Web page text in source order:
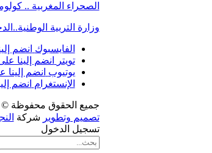
الصحراء المغربية ..
وزارة التربية
الفايسبوك انضم
تويتر
انضم إلينا
يوتيوب انضم إلينا
الإنستغرام انضم
جميع الحقوق محفوظة ©
تصميم وتطوير شركة
تسجيل الدخول